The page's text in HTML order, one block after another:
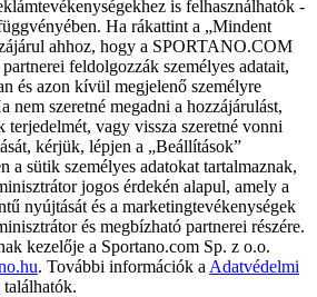
is felhasználhatók -
Ha rákattint a „Mindent
ahhoz, hogy a SPORTANO.COM
feldolgozzák személyes adatait,
és azon kívül megjelenő személyre
nem szeretné megadni a hozzájárulást,
terjedelmét, vagy vissza szeretné vonni
kérjük, lépjen a „Beállítások”
a sütik személyes adatokat tartalmaznak,
jogos érdekén alapul, amely a
nyújtását és a marketingtevékenységek
és megbízható partnerei részére.
kezelője a Sportano.com Sp. z o.o.
. További információk a Adatvédelmi
találhatók.